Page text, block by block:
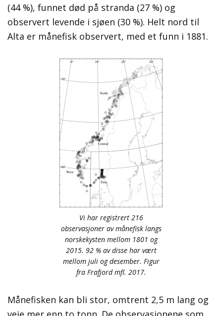
(44 %), funnet død på stranda (27 %) og
observert levende i sjøen (30 %). Helt nord til
Alta er månefisk observert, med et funn i 1881.
Vi har registrert 216
observasjoner av månefisk langs
norskekysten mellom 1801 og
2015. 92 % av disse har vært
mellom juli og desember. Figur
fra Frafjord mfl. 2017.
Månefisken kan bli stor, omtrent 2,5 m lang og